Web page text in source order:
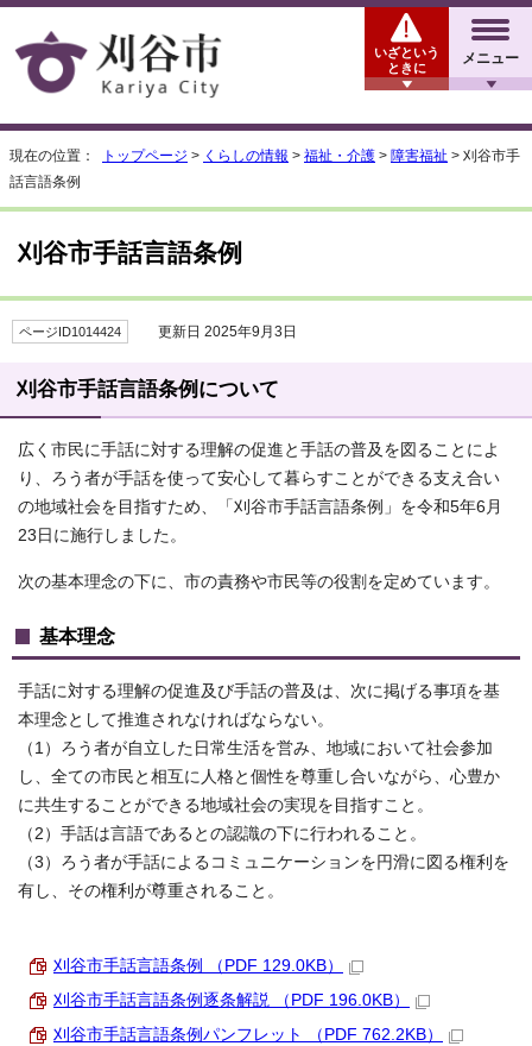
メニュー
いざという
ときに
現在の位置： トップページ > くらしの情報 > 福祉・介護 > 障害福祉 > 刈谷市手
話言語条例
刈谷市手話言語条例
ページID1014424 更新日 2025年9月3日
刈谷市手話言語条例について
広く市民に手話に対する理解の促進と手話の普及を図ることによ
り、ろう者が手話を使って安心して暮らすことができる支え合い
の地域社会を目指すため、「刈谷市手話言語条例」を令和5年6月
23日に施行しました。
次の基本理念の下に、市の責務や市民等の役割を定めています。
基本理念
手話に対する理解の促進及び手話の普及は、次に掲げる事項を基
本理念として推進されなければならない。
（1）ろう者が自立した日常生活を営み、地域において社会参加
し、全ての市民と相互に人格と個性を尊重し合いながら、心豊か
に共生することができる地域社会の実現を目指すこと。
（2）手話は言語であるとの認識の下に行われること。
（3）ろう者が手話によるコミュニケーションを円滑に図る権利を
有し、その権利が尊重されること。
刈谷市手話言語条例 （PDF 129.0KB）
刈谷市手話言語条例逐条解説 （PDF 196.0KB）
刈谷市手話言語条例パンフレット （PDF 762.2KB）